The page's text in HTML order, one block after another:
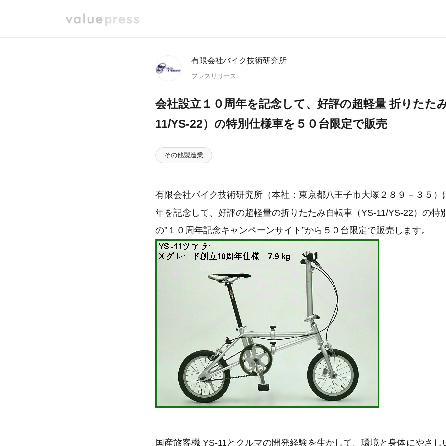
有限会社バイク技術研究所
プレスリリース
会社設立１０周年を記念して、好評の超軽量 折りたた
11/YS-22）の特別仕様車を５０台限定で販売
その他製造業
有限会社バイク技術研究所（本社：東京都八王子市大塚２８９－３５）
年を記念して、好評の超軽量の折りたたみ自転車（YS-11/YS-22）の特
の”１０周年記念キャンペーンサイト”から５０台限定で販売します。
国産旅客機 YS-11とクルマの開発経験を生かして、環境と身体にやさし